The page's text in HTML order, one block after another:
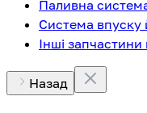
Паливна
Система впуску
Інші запчастини
Назад